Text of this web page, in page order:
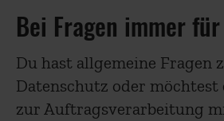
Bei Fragen immer
Du hast allgemeine Fragen
Datenschutz oder möchtest
zur Auftragsverarbeitung